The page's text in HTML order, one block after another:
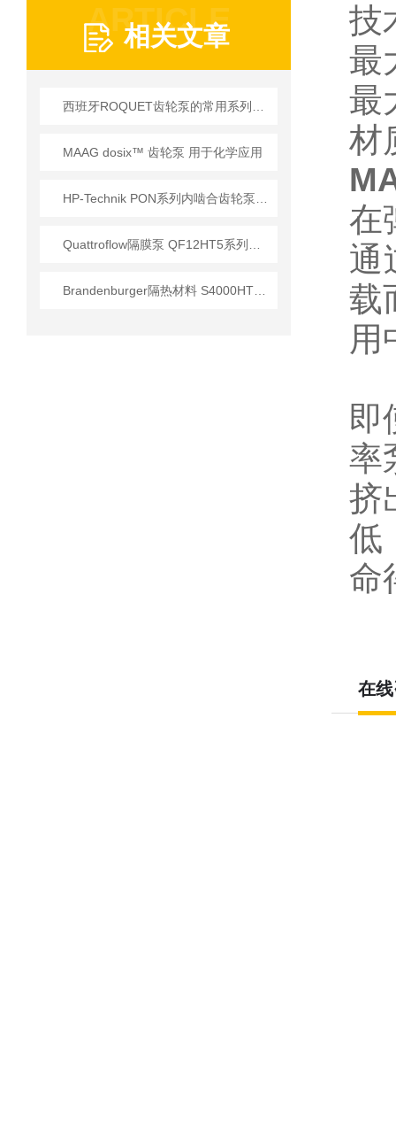
ARTICLE
相关文章
MAAG dosix™ 齿轮泵 用于化学应用
技
最
最
材
在
通
载
用
即
率
挤
低
命
在